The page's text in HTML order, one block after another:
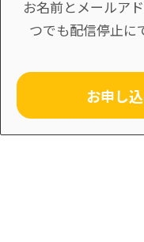
お名前とメールア
つでも配信停止に
お申し